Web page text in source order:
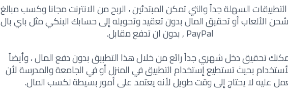
السهلة جداً والتي تمكن المبتدئين ، الربح من الانترنت مجانا وكسب مبالغ
الألعاب أو تحقيق المال بدون تعقيد وتحويله إلى حسابك البنكي مثل باي بال
PayPal , بدون ان تدفع مقابل.
تحقيق دخل شهري جداً رائع من خلال هذا التطبيق بدون دفع المال ، وأيضاً
بحيث تستطيع إستخدام التطبيق في المنزل أو في الجامعة والمدرسة لأن
عليه لا يحتاج إلى وقت طويل لأنه يعتمد على أمور بسيطة لكسب المال.